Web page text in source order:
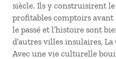
siècle. Ils y construisirent
profitables comptoirs avant
le passé et l’histoire sont
d’autres villes insulaires, La
Avec une vie culturelle